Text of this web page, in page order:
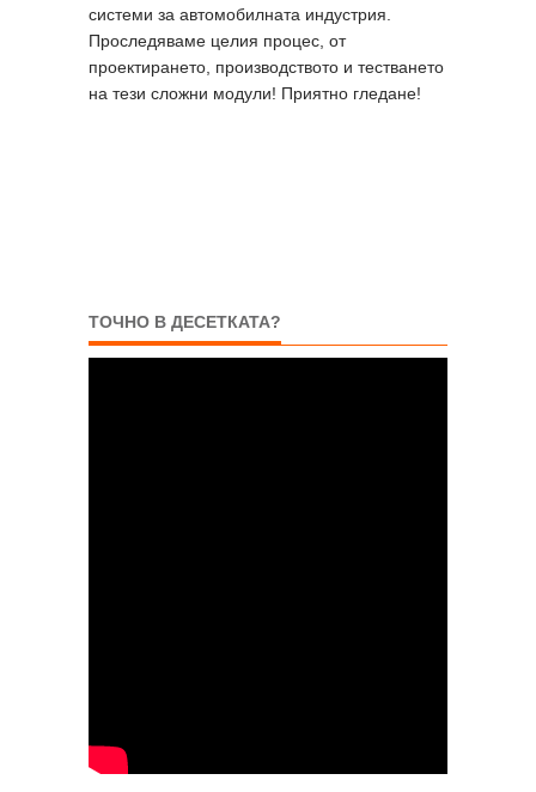
системи за автомобилната индустрия.
Проследяваме целия процес, от
проектирането, производството и тестването
на тези сложни модули! Приятно гледане!
ТОЧНО В ДЕСЕТКАТА?